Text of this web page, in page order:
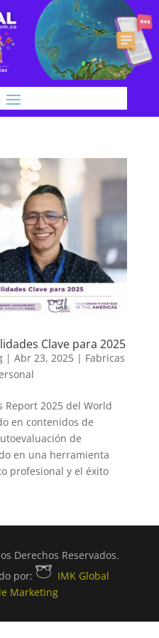
Clave para 2025
| Abr 23, 2025| Fabricas
Report 2025 del World
en contenidos de
de
en una herramienta
profesional y el éxito
Derechos Reservados.
por:
IMK Global
Marketing